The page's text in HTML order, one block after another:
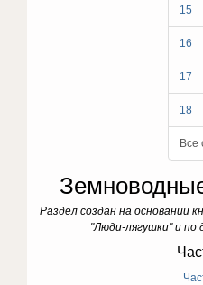
15
16
17
18
Все
Раздел создан на основании
"Люди-лягушки" и по